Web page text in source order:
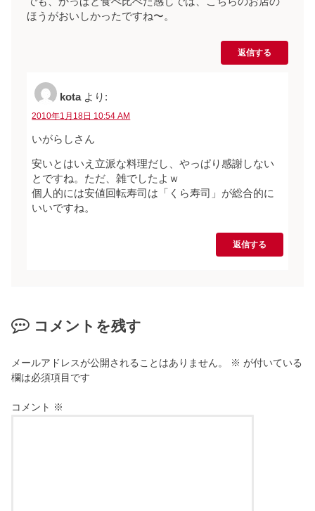
ほうがおいしかったですね〜。
返信する
kota より:
2010年1月18日 10:54 AM
いがらしさん
安いとはいえ立派な料理だし、やっぱり感謝しない
とですね。ただ、雑でしたよｗ
個人的には安値回転寿司は「くら寿司」が総合的に
いいですね。
返信する
コメントを残す
メールアドレスが公開されることはありません。 ※ が付いている
欄は必須項目です
コメント ※